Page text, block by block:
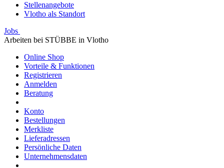
Stellenangebote
Vlotho als Standort
Jobs
Arbeiten bei STÜBBE in Vlotho
Online Shop
Vorteile & Funktionen
Registrieren
Anmelden
Beratung
Konto
Bestellungen
Merkliste
Lieferadressen
Persönliche Daten
Unternehmensdaten